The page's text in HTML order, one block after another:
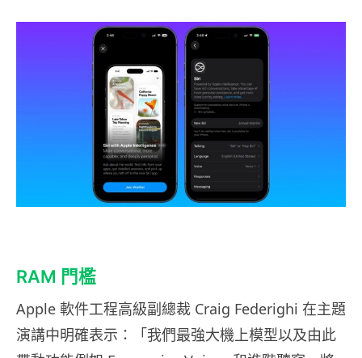
RAM 門檻
Apple 軟件工程高級副總裁 Craig Federighi 在主題
演講中明確表示：「我們最強大機上模型以及由此